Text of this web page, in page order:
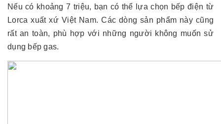
Nếu có khoảng 7 triệu, bạn có thể lựa chọn bếp điện từ
Lorca xuất xứ Việt Nam. Các dòng sản phẩm này cũng
rất an toàn, phù hợp với những người không muốn sử
dụng bếp gas.